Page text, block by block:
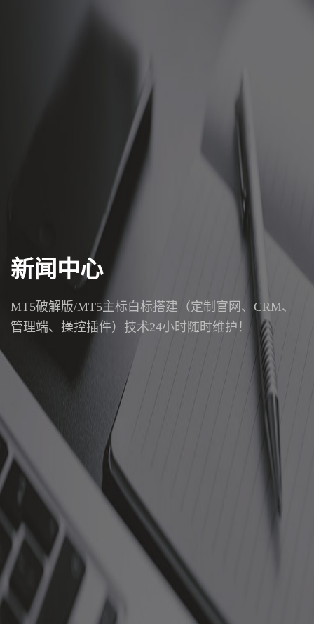
新闻中心
MT5破解版/MT5主标白标搭建（定制官网、CRM、
管理端、操控插件）技术24小时随时维护！